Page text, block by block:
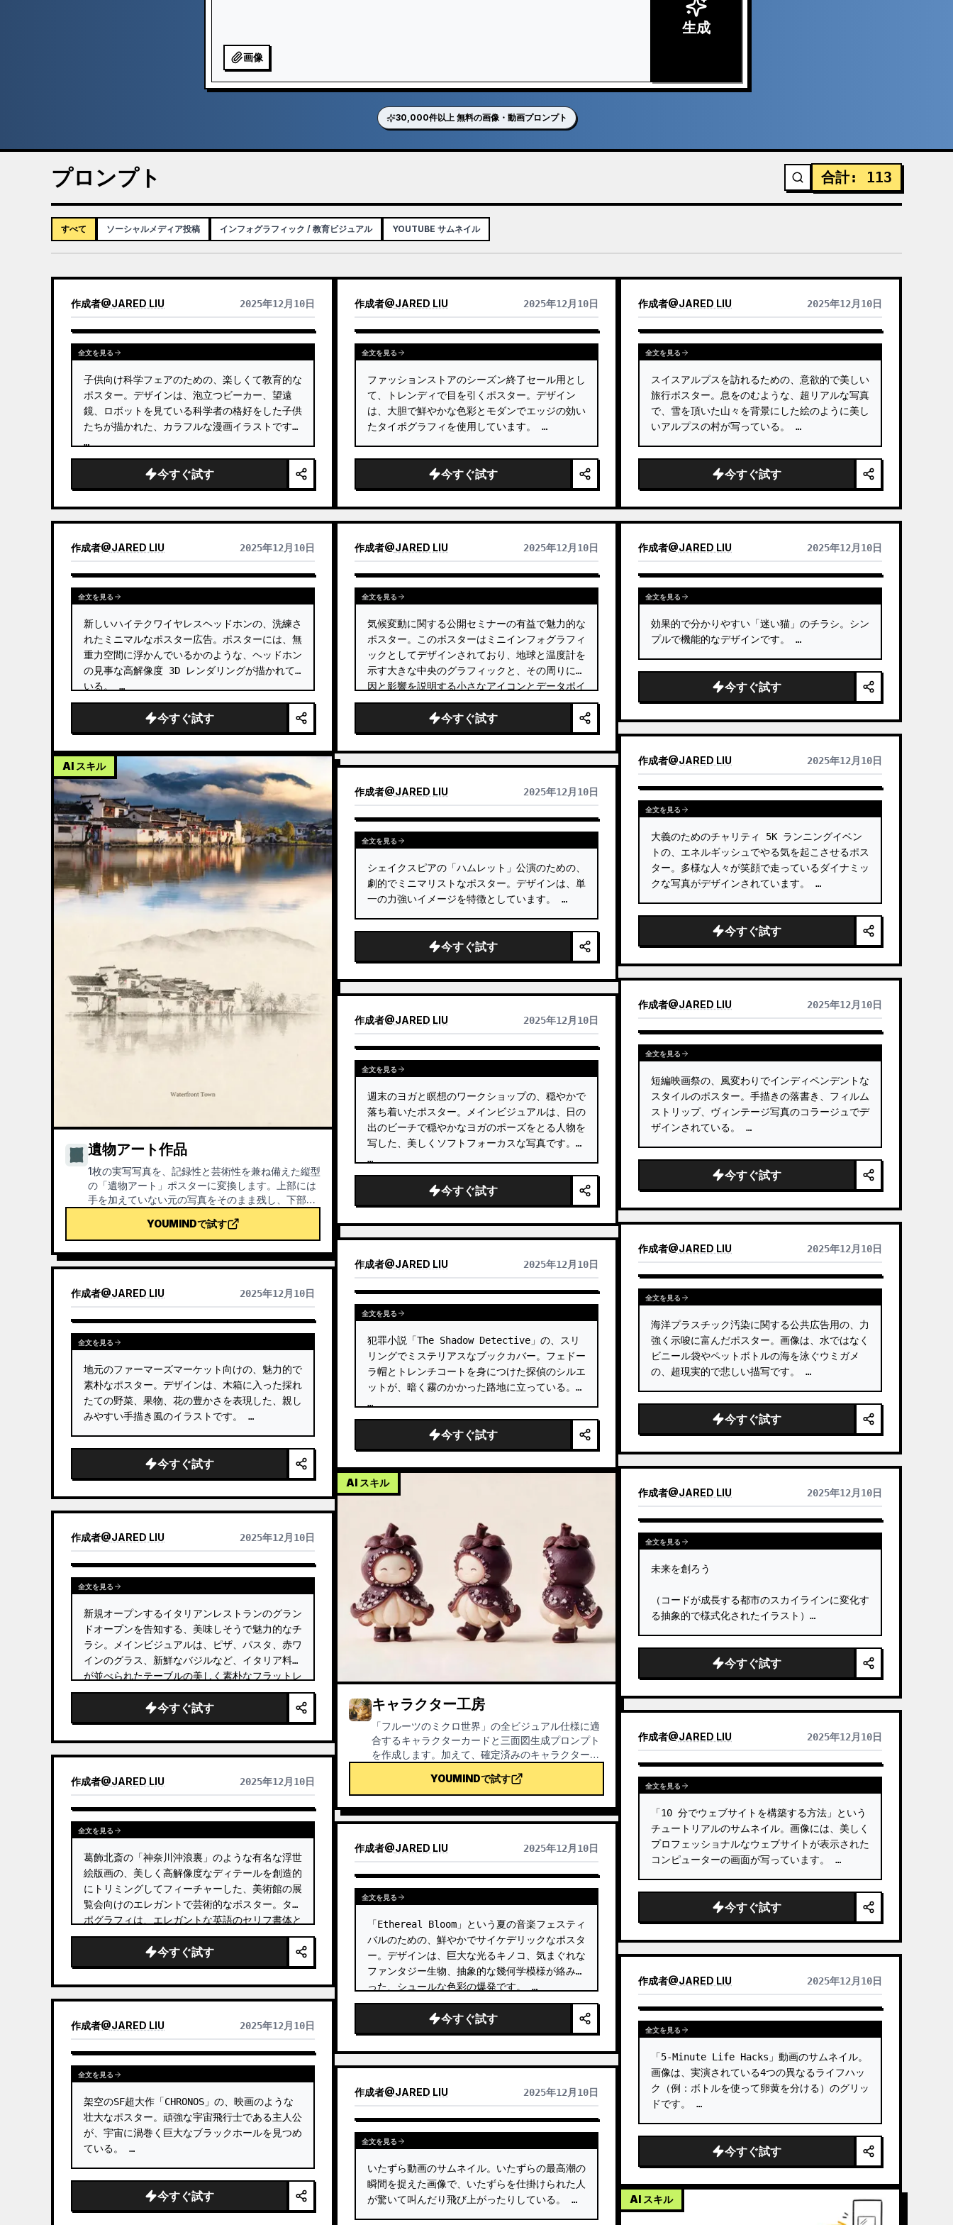
画像
生成
30,000件以上 無料の画像・動画プロンプト
プロンプト 合計: 113
すべて ソーシャルメディア投稿 インフォグラフィック / 教育ビジュアル YOUTUBE サムネイル
作成者@JARED LIU 2025年12月10日
全文を見る
子供向け科学フェアのための、楽しくて教育的な
ポスター。デザインは、泡立つビーカー、望遠
鏡、ロボットを見ている科学者の格好をした子供
たちが描かれた、カラフルな漫画イラストです。
…
今すぐ試す
作成者@JARED LIU 2025年12月10日
全文を見る
新しいハイテクワイヤレスヘッドホンの、洗練さ
れたミニマルなポスター広告。ポスターには、無
重力空間に浮かんでいるかのような、ヘッドホン
の見事な高解像度 3D レンダリングが描かれて
いる。 …
今すぐ試す
AI スキル
遺物アート作品
1枚の実写写真を、記録性と芸術性を兼ね備えた縦型
の「遺物アート」ポスターに変換します。上部には
手を加えていない元の写真をそのまま残し、下部に
で、写真から抽出した記憶的なモチーフを凝縮しま
す。これは普通のイラストや装飾ポスターではな
く、少ない墨色の面、柔らかなエッジ、余白の切り
口、まばらな線で、建築・都市・水面・道路・人物
ネイル表示でも被写体の判別ができるようにしま
ような質感を重視し、色彩は元画像から抽出した深
い青、墨黒、灰緑、石色、低彩度の暖色を基調と
ます。タイトルは通常、極めて小さく詩的で、展示
ラベルのように控えめに配置します。 ミニマルアー
トポスター、写真の遺物シリーズ、建築・都市のイ
メージポスター、抽象的なエディトリアル写真、ギ
ル向けビジュアルシリーズの制作に適しています。
完成作品は元の写真の実在する内容を保持しつつ、
下部に安定したシリーズ感のある「記憶の刻印」を
設け、それぞれの写真に独立したムードと拡張可能
なビジュアルアイデンティティを与えます。
YOUMINDで試す
作成者@JARED LIU 2025年12月10日
全文を見る
地元のファーマーズマーケット向けの、魅力的で
素朴なポスター。デザインは、木箱に入った採れ
たての野菜、果物、花の豊かさを表現した、親し
みやすい手描き風のイラストです。 …
今すぐ試す
作成者@JARED LIU 2025年12月10日
全文を見る
新規オープンするイタリアンレストランのグラン
ドオープンを告知する、美味しそうで魅力的なチ
ラシ。メインビジュアルは、ピザ、パスタ、赤ワ
インのグラス、新鮮なバジルなど、イタリア料理
が並べられたテーブルの美しく素朴なフラットレ
イ写真。 …
今すぐ試す
作成者@JARED LIU 2025年12月10日
全文を見る
葛飾北斎の「神奈川沖浪裏」のような有名な浮世
絵版画の、美しく高解像度なディテールを創造的
にトリミングしてフィーチャーした、美術館の展
覧会向けのエレガントで芸術的なポスター。タイ
ポグラフィは、エレガントな英語のセリフ書体と
日本の書道を組み合わせたもの。 …
今すぐ試す
作成者@JARED LIU 2025年12月10日
全文を見る
架空のSF超大作「CHRONOS」の、映画のような
壮大なポスター。頑強な宇宙飛行士である主人公
が、宇宙に渦巻く巨大なブラックホールを見つめ
ている。 …
今すぐ試す
作成者@JARED LIU 2025年12月10日
全文を見る
ファッションストアのシーズン終了セール用とし
て、トレンディで目を引くポスター。デザイン
は、大胆で鮮やかな色彩とモダンでエッジの効い
たタイポグラフィを使用しています。 …
今すぐ試す
作成者@JARED LIU 2025年12月10日
全文を見る
気候変動に関する公開セミナーの有益で魅力的な
ポスター。このポスターはミニインフォグラフィ
ックとしてデザインされており、地球と温度計を
示す大きな中央のグラフィックと、その周りに原
因と影響を説明する小さなアイコンとデータポイ
ントが配置されています。 …
今すぐ試す
作成者@JARED LIU 2025年12月10日
全文を見る
シェイクスピアの「ハムレット」公演のための、
劇的でミニマリストなポスター。デザインは、単
一の力強いイメージを特徴としています。 …
今すぐ試す
作成者@JARED LIU 2025年12月10日
全文を見る
週末のヨガと瞑想のワークショップの、穏やかで
落ち着いたポスター。メインビジュアルは、日の
出のビーチで穏やかなヨガのポーズをとる人物を
写した、美しくソフトフォーカスな写真です。
…
今すぐ試す
作成者@JARED LIU 2025年12月10日
全文を見る
犯罪小説「The Shadow Detective」の、スリ
リングでミステリアスなブックカバー。フェドー
ラ帽とトレンチコートを身につけた探偵のシルエ
ットが、暗く霧のかかった路地に立っている。
…
今すぐ試す
AI スキル
キャラクター工房
「フルーツのミクロ世界」の全ビジュアル仕様に適
合するキャラクターカードと三面図生成プロンプト
を作成します。加えて、確定済みのキャラクターを
画像生成後にチェックリストと照らし合わせて自己
確認を行います。このスキルを使うことで、画像生
成時のクレジット無駄遣いを適切に回避できます。
YOUMINDで試す
作成者@JARED LIU 2025年12月10日
全文を見る
「Ethereal Bloom」という夏の音楽フェスティ
バルのための、鮮やかでサイケデリックなポスタ
ー。デザインは、巨大な光るキノコ、気まぐれな
ファンタジー生物、抽象的な幾何学模様が絡み合
った、シュールな色彩の爆発です。 …
今すぐ試す
作成者@JARED LIU 2025年12月10日
全文を見る
いたずら動画のサムネイル。いたずらの最高潮の
瞬間を捉えた画像で、いたずらを仕掛けられた人
が驚いて叫んだり飛び上がったりしている。 …
作成者@JARED LIU 2025年12月10日
全文を見る
スイスアルプスを訪れるための、意欲的で美しい
旅行ポスター。息をのむような、超リアルな写真
で、雪を頂いた山々を背景にした絵のように美し
いアルプスの村が写っている。 …
今すぐ試す
作成者@JARED LIU 2025年12月10日
全文を見る
効果的で分かりやすい「迷い猫」のチラシ。シン
プルで機能的なデザインです。 …
今すぐ試す
作成者@JARED LIU 2025年12月10日
全文を見る
大義のためのチャリティ 5K ランニングイベン
トの、エネルギッシュでやる気を起こさせるポス
ター。多様な人々が笑顔で走っているダイナミッ
クな写真がデザインされています。 …
今すぐ試す
作成者@JARED LIU 2025年12月10日
全文を見る
短編映画祭の、風変わりでインディペンデントな
スタイルのポスター。手描きの落書き、フィルム
ストリップ、ヴィンテージ写真のコラージュでデ
ザインされている。 …
今すぐ試す
作成者@JARED LIU 2025年12月10日
全文を見る
海洋プラスチック汚染に関する公共広告用の、力
強く示唆に富んだポスター。画像は、水ではなく
ビニール袋やペットボトルの海を泳ぐウミガメ
の、超現実的で悲しい描写です。 …
今すぐ試す
作成者@JARED LIU 2025年12月10日
全文を見る
未来を創ろう
（コードが成長する都市のスカイラインに変化す
る抽象的で様式化されたイラスト）
（会社ロゴ）
（応募ページへの QR コード）
今すぐ試す
作成者@JARED LIU 2025年12月10日
全文を見る
「10 分でウェブサイトを構築する方法」という
チュートリアルのサムネイル。画像には、美しく
プロフェッショナルなウェブサイトが表示された
コンピューターの画面が写っています。 …
今すぐ試す
作成者@JARED LIU 2025年12月10日
全文を見る
「5-Minute Life Hacks」動画のサムネイル。
画像は、実演されている4つの異なるライフハッ
ク（例：ボトルを使って卵黄を分ける）のグリッ
ドです。 …
今すぐ試す
AI スキル